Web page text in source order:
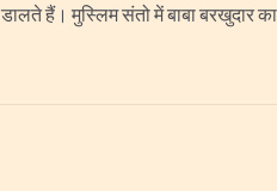
हैं। मुस्लिम संतो में बाबा